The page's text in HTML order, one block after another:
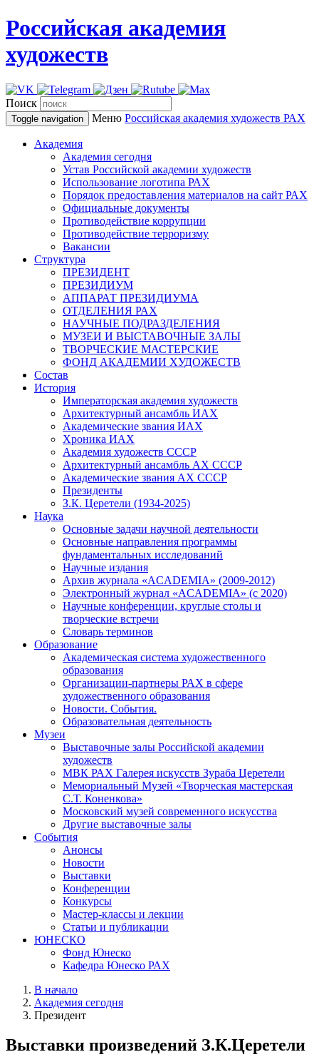
Российская академия
художеств
Поиск
Toggle navigation Меню Российская академия художеств РАХ
Академия
Академия сегодня
Устав Российской академии художеств
Использование логотипа РАХ
Порядок предоставления материалов на сайт РАХ
Официальные документы
Противодействие коррупции
Противодействие терроризму
Вакансии
Структура
ПРЕЗИДЕНТ
ПРЕЗИДИУМ
АППАРАТ ПРЕЗИДИУМА
ОТДЕЛЕНИЯ РАХ
НАУЧНЫЕ ПОДРАЗДЕЛЕНИЯ
МУЗЕИ И ВЫСТАВОЧНЫЕ ЗАЛЫ
ТВОРЧЕСКИЕ МАСТЕРСКИЕ
ФОНД АКАДЕМИИ ХУДОЖЕСТВ
Состав
История
Императорская академия художеств
Архитектурный ансамбль ИАХ
Академические звания ИАХ
Хроника ИАХ
Академия художеств СССР
Архитектурный ансамбль АХ СССР
Академические звания АХ СССР
Президенты
З.К. Церетели (1934-2025)
Наука
Основные задачи научной деятельности
Основные направления программы
фундаментальных исследований
Научные издания
Архив журнала «ACADEMIA» (2009-2012)
Электронный журнал «ACADEMIA» (с 2020)
Научные конференции, круглые столы и
творческие встречи
Словарь терминов
Образование
Академическая система художественного
образования
Организации-партнеры РАХ в сфере
художественного образования
Новости. События.
Образовательная деятельность
Музеи
Выставочные залы Российской академии
художеств
МВК РАХ Галерея искусств Зураба Церетели
Мемориальный Музей «Творческая мастерская
С.Т. Коненкова»
Московский музей современного искусства
Другие выставочные залы
События
Анонсы
Новости
Выставки
Конференции
Конкурсы
Мастер-классы и лекции
Статьи и публикации
ЮНЕСКО
Фонд Юнеско
Кафедра Юнеско РАХ
В начало
Академия сегодня
Президент
Выставки произведений З.К.Церетели